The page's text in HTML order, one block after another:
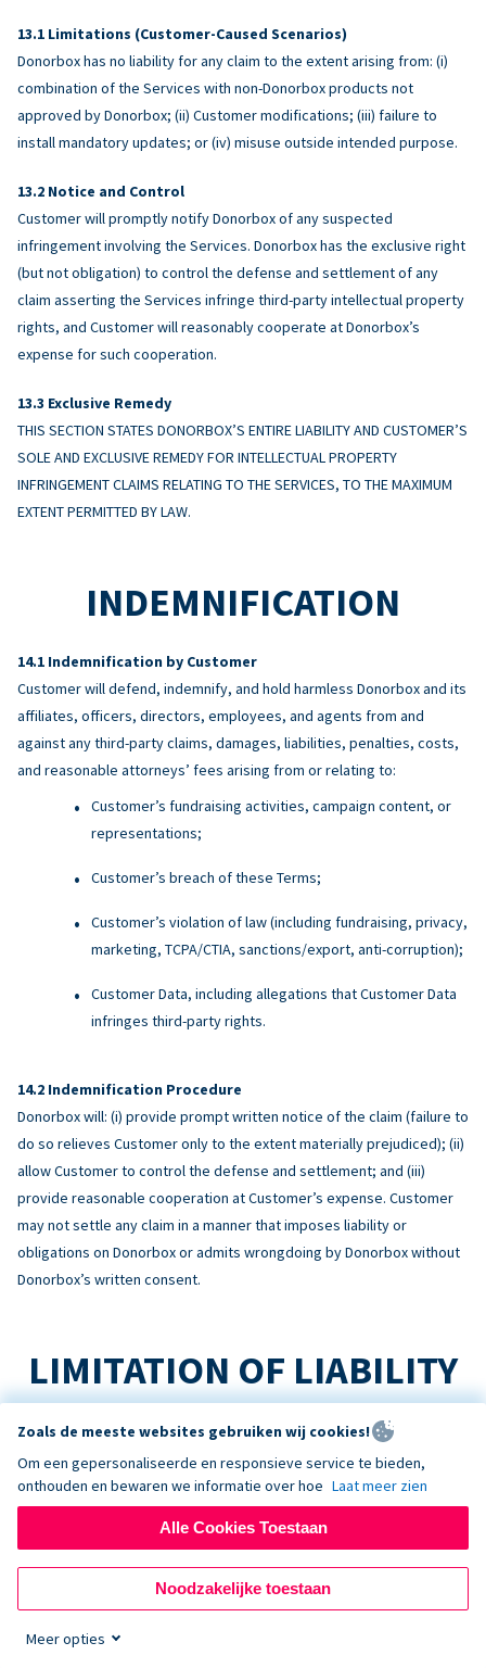
Limitations (Customer-Caused Scenarios)
Donorbox has no liability for any claim to the extent arising from: (i)
combination of the Services with non-Donorbox products not
approved by Donorbox; (ii) Customer modifications; (iii) failure to
install mandatory updates; or (iv) misuse outside intended purpose.
Notice and Control
Customer will promptly notify Donorbox of any suspected
infringement involving the Services. Donorbox has the exclusive right
(but not obligation) to control the defense and settlement of any
claim asserting the Services infringe third-party intellectual property
rights, and Customer will reasonably cooperate at Donorbox’s
expense for such cooperation.
Exclusive Remedy
THIS SECTION STATES DONORBOX’S ENTIRE LIABILITY AND CUSTOMER’S
SOLE AND EXCLUSIVE REMEDY FOR INTELLECTUAL PROPERTY
INFRINGEMENT CLAIMS RELATING TO THE SERVICES, TO THE MAXIMUM
EXTENT PERMITTED BY LAW.
INDEMNIFICATION
Indemnification by Customer
Customer will defend, indemnify, and hold harmless Donorbox and its
affiliates, officers, directors, employees, and agents from and
against any third-party claims, damages, liabilities, penalties, costs,
and reasonable attorneys’ fees arising from or relating to:
Customer’s fundraising activities, campaign content, or
representations;
Customer’s breach of these Terms;
Customer’s violation of law (including fundraising, privacy,
marketing, TCPA/CTIA, sanctions/export, anti-corruption);
Customer Data, including allegations that Customer Data
infringes third-party rights.
Indemnification Procedure
Donorbox will: (i) provide prompt written notice of the claim (failure to
do so relieves Customer only to the extent materially prejudiced); (ii)
allow Customer to control the defense and settlement; and (iii)
provide reasonable cooperation at Customer’s expense. Customer
may not settle any claim in a manner that imposes liability or
obligations on Donorbox or admits wrongdoing by Donorbox without
Donorbox’s written consent.
LIMITATION OF LIABILITY
TO THE MAXIMUM EXTENT PERMITTED BY LAW:
No Consequential Damages
NEITHER PARTY WILL BE LIABLE FOR INDIRECT, INCIDENTAL,
CONSEQUENTIAL, SPECIAL, EXEMPLARY, OR PUNITIVE DAMAGES, OR
LOSS OF PROFITS, REVENUE, OR DATA, ARISING OUT OF OR RELATING
TO THIS AGREEMENT, EVEN IF ADVISED OF THE POSSIBILITY.
DONORBOX’S TOTAL AGGREGATE LIABILITY ARISING OUT OF OR
Zoals de meeste websites gebruiken wij cookies!
Om een gepersonaliseerde en responsieve service te bieden,
onthouden en bewaren we informatie over hoe Laat meer zien
Alle Cookies Toestaan
Noodzakelijke toestaan
Meer opties